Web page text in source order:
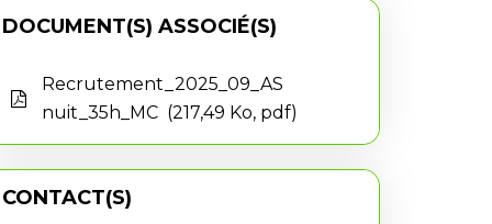
DOCUMENT(S) ASSOCIÉ(S)
Recrutement_2025_09_AS
nuit_35h_MC
217,49 Ko, pdf
CONTACT(S)